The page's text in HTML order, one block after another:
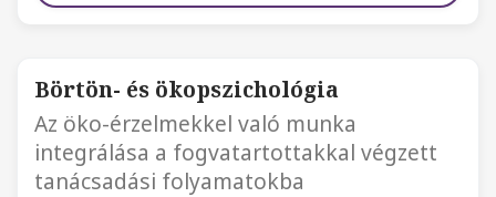
Börtön- és ökopszichológia
Az öko-érzelmekkel való munka
integrálása a fogvatartottakkal végzett
tanácsadási folyamatokba